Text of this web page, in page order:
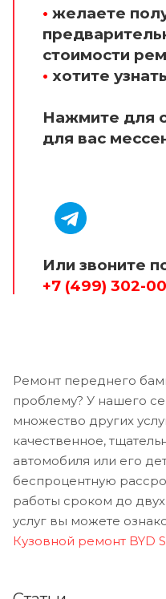
• желаете
стоимости
• хотите
Нажмите для
для вас
Или звоните
+7 (499) 302-
Ремонт переднего
проблему? У нашего
множество других
качественное,
автомобиля или его
беспроцентную
работы сроком до
услуг вы можете
Кузовной ремонт BYD